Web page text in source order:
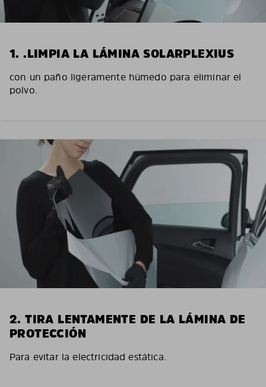
1. .LIMPIA LA LÁMINA SOLARPLEXIUS
con un paño ligeramente húmedo para eliminar el
polvo.
2. TIRA LENTAMENTE DE LA LÁMINA DE
PROTECCIÓN
Para evitar la electricidad estática.